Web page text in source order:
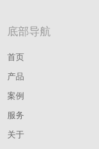
底部导航
首页
产品
案例
服务
关于